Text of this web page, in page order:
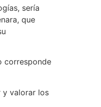
sería
que
corresponde
y valorar los